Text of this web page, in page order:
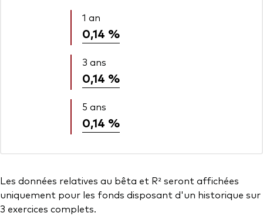
1 an
0,14 %
3 ans
0,14 %
5 ans
0,14 %
Les données relatives au bêta et R² seront affichées
uniquement pour les fonds disposant d'un historique sur
3 exercices complets.